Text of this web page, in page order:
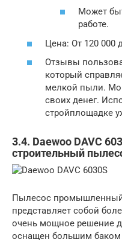
Может
работе.
Цена: От 120 000
Отзывы
который
мелкой пыли.
своих денег.
стройплощадке
3.4. Daewoo DAVC
строительный
Пылесос промышленный
представляет собой
очень мощное решение
оснащен большим баком